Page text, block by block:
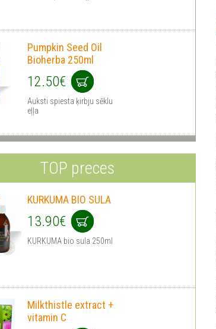
Pumpkin Seed Oil
Bioherba 250ml
12.50€
Auksti spiesta ķirbju sēklu
eļļa
TOP preces
KURKUMA BIO SULA
13.90€
KURKUMA bio sula 250ml
Milkthistle extract +
vitamin C